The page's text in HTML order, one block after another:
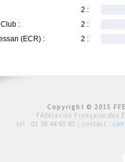
2 :
:
2 :
(ECR) :
2 :
Copyright © 2015
Fédération Française des
tél : 01 39 44 65 80 | contact :